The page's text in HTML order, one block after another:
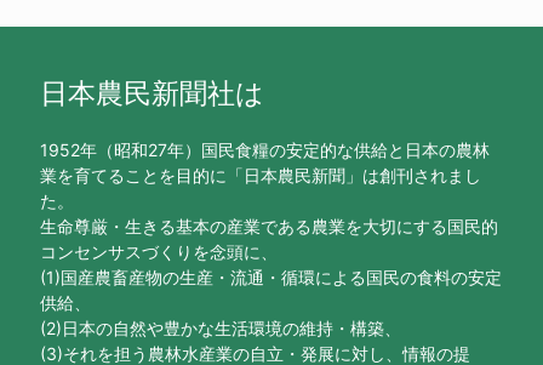
日本農民新聞社は
1952年（昭和27年）国民食糧の安定的な供給と日本の農林
業を育てることを目的に「日本農民新聞」は創刊されまし
た。
生命尊厳・生きる基本の産業である農業を大切にする国民的
コンセンサスづくりを念頭に、
(1)国産農畜産物の生産・流通・循環による国民の食料の安定
供給、
(2)日本の自然や豊かな生活環境の維持・構築、
(3)それを担う農林水産業の自立・発展に対し、情報の提